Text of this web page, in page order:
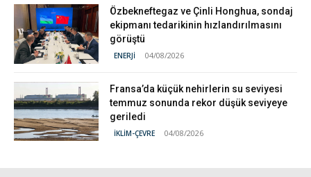
Özbekneftegaz ve Çinli Honghua, sondaj
ekipmanı tedarikinin hızlandırılmasını
görüştü
ENERJİ 04/08/2026
Fransa’da küçük nehirlerin su seviyesi
temmuz sonunda rekor düşük seviyeye
geriledi
İKLİM-ÇEVRE 04/08/2026